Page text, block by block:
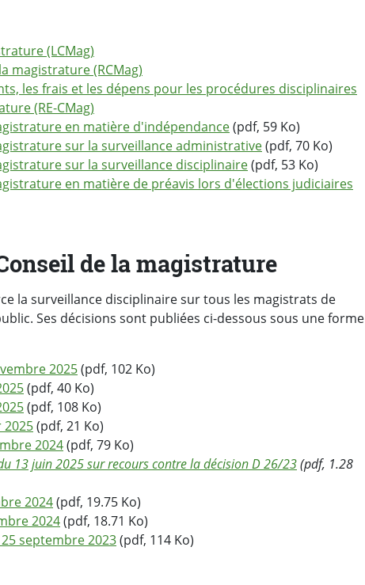
(LCMag)
magistrature (RCMag)
les frais et les dépens pour les procédures disciplinaires
(RE-CMag)
en matière d'indépendance(pdf, 59 Ko)
sur la surveillance administrative(pdf, 70 Ko)
sur la surveillance disciplinaire(pdf, 53 Ko)
en matière de préavis lors d'élections judiciaires
de la magistrature
la surveillance disciplinaire sur tous les magistrats de
Ses décisions sont publiées ci-dessous sous une forme
2025(pdf, 102 Ko)
(pdf, 40 Ko)
(pdf, 108 Ko)
2025(pdf, 21 Ko)
2024(pdf, 79 Ko)
13 juin 2025 sur recours contre la décision D 26/23(pdf, 1.28
2024(pdf, 19.75 Ko)
2024(pdf, 18.71 Ko)
septembre 2023(pdf, 114 Ko)